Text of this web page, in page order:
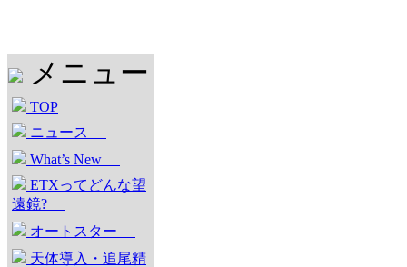
メニュー
TOP
ニュース
What’s New
ETXってどんな望
遠鏡?
オートスター
天体導入・追尾精